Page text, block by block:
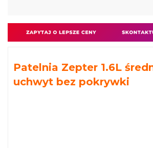
Patelnia Zepter 1.6L
uchwyt bez pokrywki